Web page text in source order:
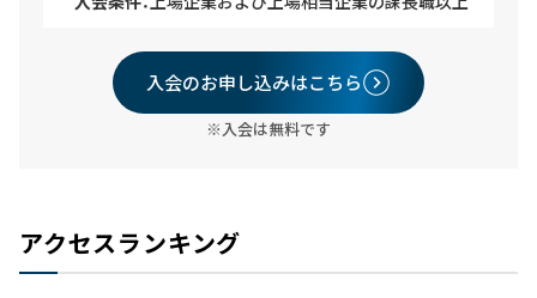
入会のお申し込みはこちら
※入会は無料です
アクセスランキング